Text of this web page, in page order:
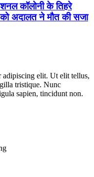
कॉलोनी के तिहरे
को अदालत ने मौत की सजा
adipiscing elit. Ut elit tellus,
tristique. Nunc
sapien, tincidunt non.